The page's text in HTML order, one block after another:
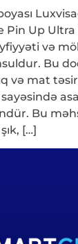
Pin Up
və
Bu
və mat
Bu
[…]